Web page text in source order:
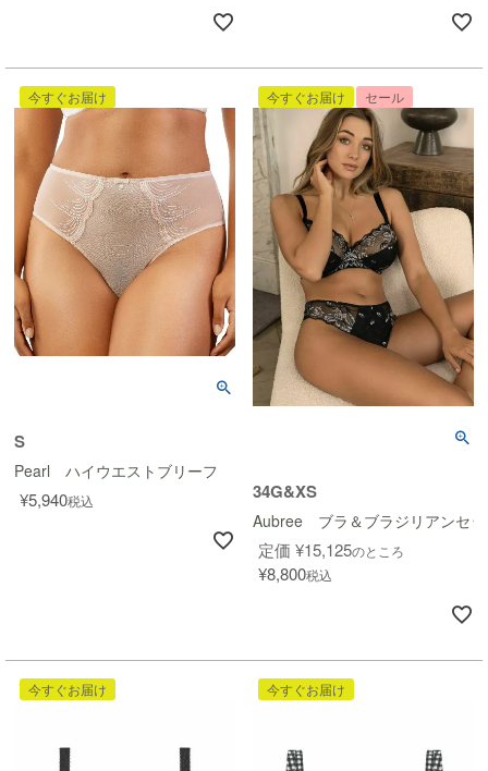
今すぐお届け
S
Pearl ハイウエストブリーフ
¥5,940税込
今すぐお届け セール
34G&XS
Aubree ブラ＆ブラジリアンセ
定価 ¥15,125のところ
¥8,800税込
今すぐお届け 今すぐお届け